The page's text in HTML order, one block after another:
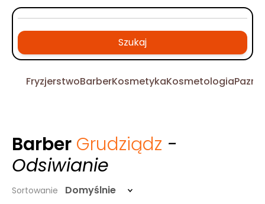
Szukaj
FryzjerstwoBarberKosmetykaKosmetologia
Barber Grudziądz -
Odsiwianie
Sortowanie Domyślnie